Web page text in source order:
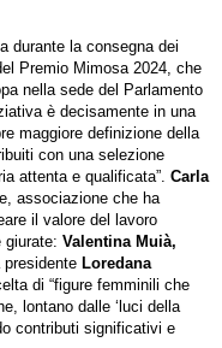
durante la consegna dei
Premio Mimosa 2024, che
nella sede del Parlamento
è decisamente in una
maggiore definizione della
con una selezione
attenta e qualificata”. Carla
associazione che ha
il valore del lavoro
giurate: Valentina Muià,
Loredana
di “figure femminili che
lontano dalle ‘luci della
contributi significativi e